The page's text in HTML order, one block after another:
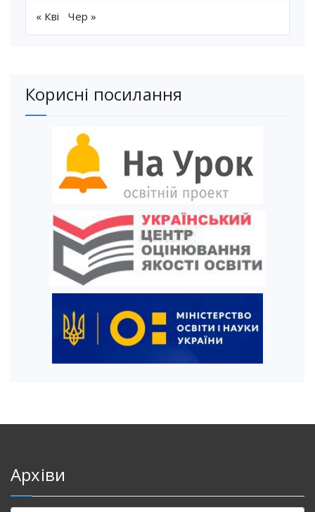
« Кві Чер »
Корисні посилання
Архіви